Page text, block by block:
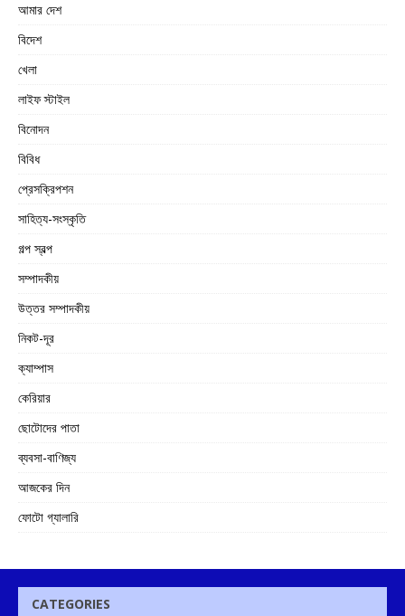
আমার দেশ
বিদেশ
খেলা
লাইফ স্টাইল
বিনোদন
বিবিধ
প্রেসক্রিপশন
সাহিত্য-সংস্কৃতি
গল্প স্বল্প
সম্পাদকীয়
উত্তর সম্পাদকীয়
নিকট-দূর
ক্যাম্পাস
কেরিয়ার
ছোটোদের পাতা
ব্যবসা-বাণিজ্য
আজকের দিন
ফোটো গ্যালারি
CATEGORIES